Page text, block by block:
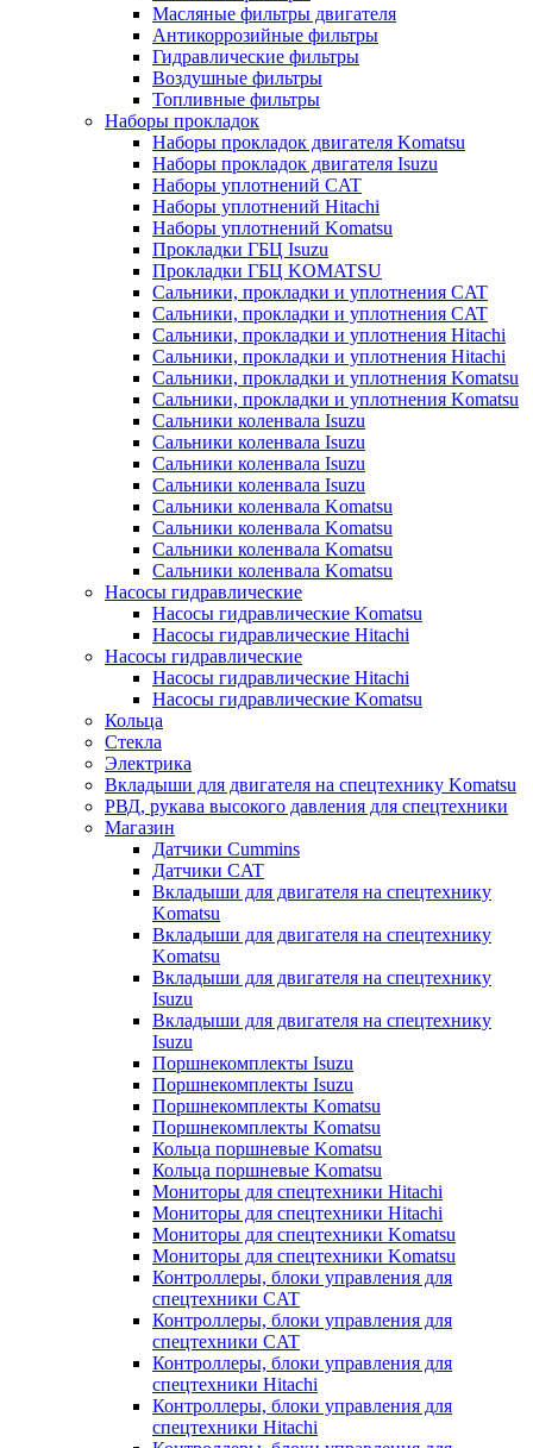
Масляные фильтры двигателя
Антикоррозийные фильтры
Гидравлические фильтры
Воздушные фильтры
Топливные фильтры
Наборы прокладок
Наборы прокладок двигателя Komatsu
Наборы прокладок двигателя Isuzu
Наборы уплотнений CAT
Наборы уплотнений Hitachi
Наборы уплотнений Komatsu
Прокладки ГБЦ Isuzu
Прокладки ГБЦ KOMATSU
Сальники, прокладки и уплотнения CAT
Сальники, прокладки и уплотнения CAT
Сальники, прокладки и уплотнения Hitachi
Сальники, прокладки и уплотнения Hitachi
Сальники, прокладки и уплотнения Komatsu
Сальники, прокладки и уплотнения Komatsu
Сальники коленвала Isuzu
Сальники коленвала Isuzu
Сальники коленвала Isuzu
Сальники коленвала Isuzu
Сальники коленвала Komatsu
Сальники коленвала Komatsu
Сальники коленвала Komatsu
Сальники коленвала Komatsu
Насосы гидравлические
Насосы гидравлические Komatsu
Насосы гидравлические Hitachi
Насосы гидравлические
Насосы гидравлические Hitachi
Насосы гидравлические Komatsu
Кольца
Стекла
Электрика
Вкладыши для двигателя на спецтехнику Komatsu
РВД, рукава высокого давления для спецтехники
Магазин
Датчики Cummins
Датчики CAT
Вкладыши для двигателя на спецтехнику
Komatsu
Вкладыши для двигателя на спецтехнику
Komatsu
Вкладыши для двигателя на спецтехнику
Isuzu
Вкладыши для двигателя на спецтехнику
Isuzu
Поршнекомплекты Isuzu
Поршнекомплекты Isuzu
Поршнекомплекты Komatsu
Поршнекомплекты Komatsu
Кольца поршневые Komatsu
Кольца поршневые Komatsu
Мониторы для спецтехники Hitachi
Мониторы для спецтехники Hitachi
Мониторы для спецтехники Komatsu
Мониторы для спецтехники Komatsu
Контроллеры, блоки управления для
спецтехники CAT
Контроллеры, блоки управления для
спецтехники CAT
Контроллеры, блоки управления для
спецтехники Hitachi
Контроллеры, блоки управления для
спецтехники Hitachi